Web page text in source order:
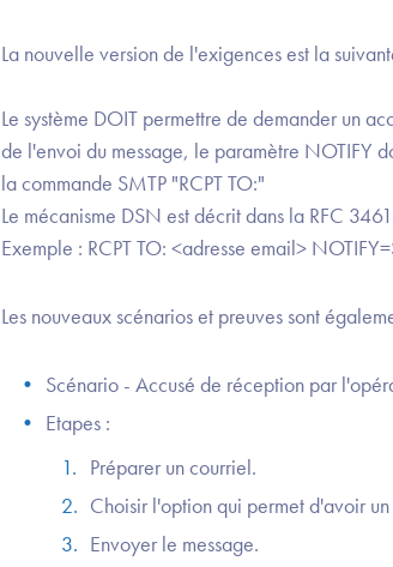
La nouvelle version de l'exigences est la
Le système DOIT permettre de demander un
de l'envoi du message, le paramètre NOTIFY
la commande SMTP "RCPT TO:"
Le mécanisme DSN est décrit dans la RFC
Exemple : RCPT TO: <adresse email>
Les nouveaux scénarios et preuves sont
Scénario - Accusé de réception par
Etapes :
Préparer un courriel.
Choisir l'option qui permet d'avoir
Envoyer le message.